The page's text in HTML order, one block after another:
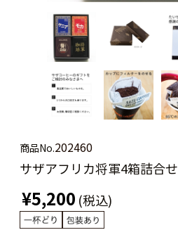
商品No.202460
サザアフリカ将軍4箱詰合せ
¥5,200 (税込)